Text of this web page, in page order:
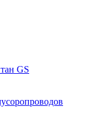
GS